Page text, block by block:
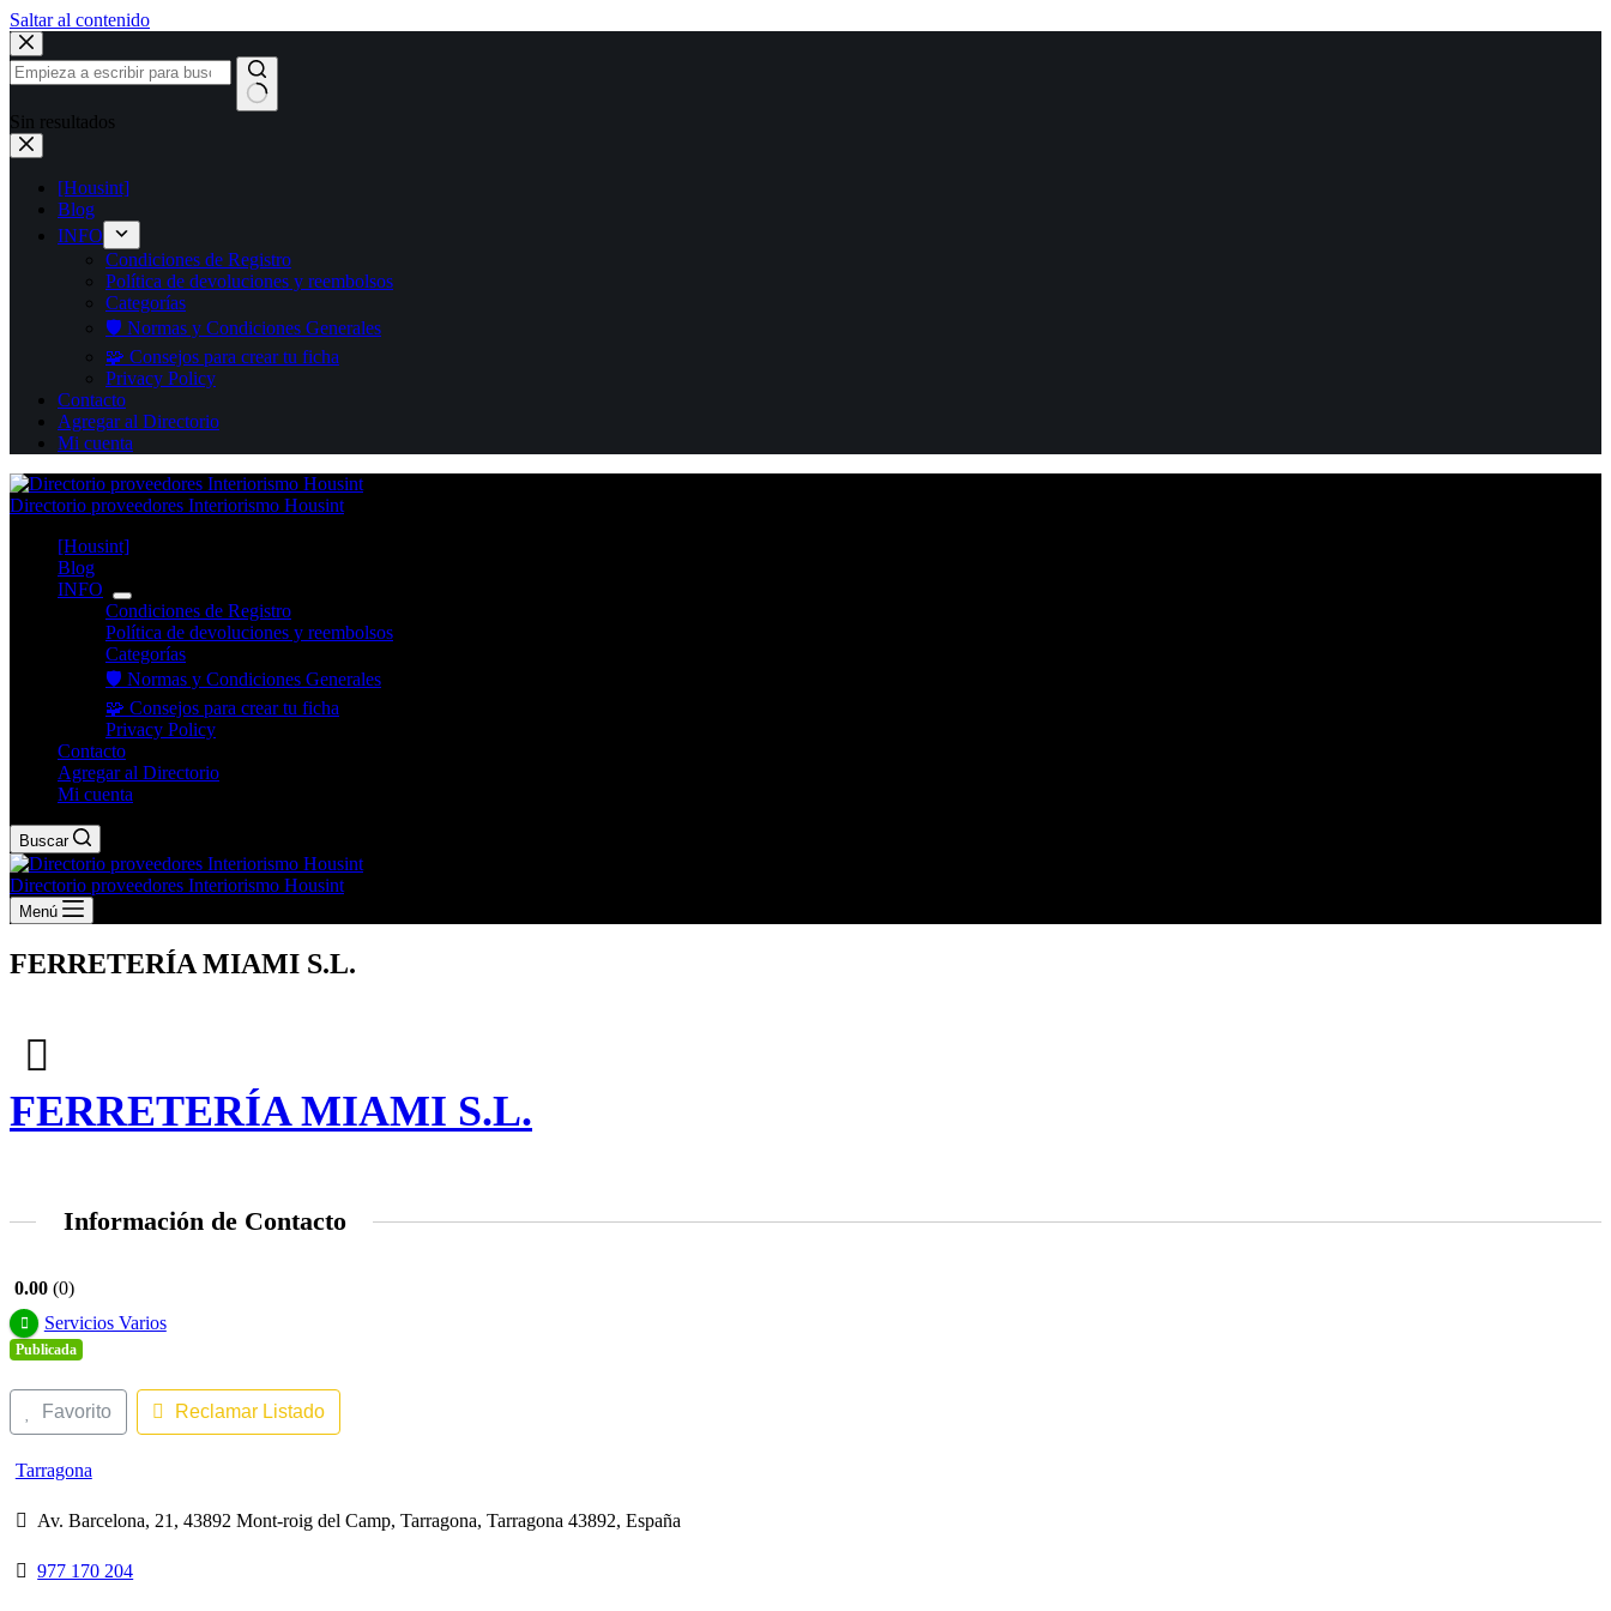
Saltar al contenido
Sin resultados
[Housint]
Blog
INFO
Condiciones de Registro
Política de devoluciones y reembolsos
Categorías
🛡️ Normas y Condiciones Generales
🧩 Consejos para crear tu ficha
Privacy Policy
Contacto
Agregar al Directorio
Mi cuenta
Directorio proveedores Interiorismo Housint
[Housint]
Blog
INFO
Condiciones de Registro
Política de devoluciones y reembolsos
Categorías
🛡️ Normas y Condiciones Generales
🧩 Consejos para crear tu ficha
Privacy Policy
Contacto
Agregar al Directorio
Mi cuenta
Buscar
Directorio proveedores Interiorismo Housint
Menú
FERRETERÍA MIAMI S.L.
FERRETERÍA MIAMI S.L.
Información de Contacto
0.00 0
Servicios Varios
Publicada
Favorito Reclamar Listado
Tarragona
Av. Barcelona, 21, 43892 Mont-roig del Camp, Tarragona, Tarragona 43892, España
977 170 204